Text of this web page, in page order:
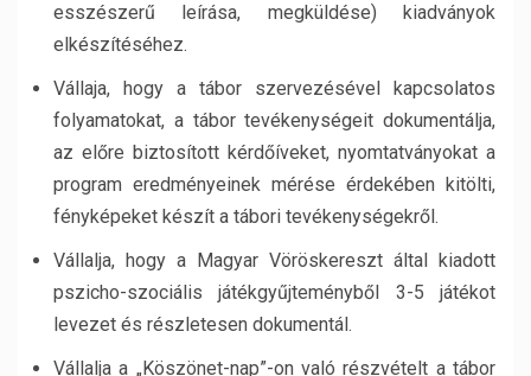
esszészerű leírása, megküldése) kiadványok
elkészítéséhez.
Vállaja, hogy a tábor szervezésével kapcsolatos
folyamatokat, a tábor tevékenységeit dokumentálja,
az előre biztosított kérdőíveket, nyomtatványokat a
program eredményeinek mérése érdekében kitölti,
fényképeket készít a tábori tevékenységekről.
Vállalja, hogy a Magyar Vöröskereszt által kiadott
pszicho-szociális játékgyűjteményből 3-5 játékot
levezet és részletesen dokumentál.
Vállalja a „Köszönet-nap”-on való részvételt a tábor